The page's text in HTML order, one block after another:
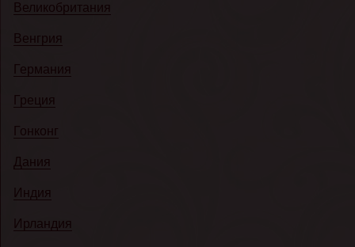
Великобритания
Венгрия
Германия
Греция
Гонконг
Дания
Индия
Ирландия